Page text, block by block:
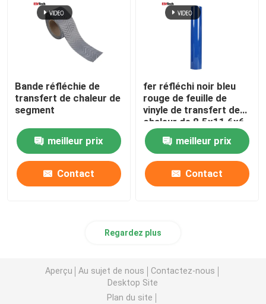
Bande réfléchie de
transfert de chaleur de
segment
meilleur prix
Contact
fer réfléchi noir bleu
rouge de feuille de
vinyle de transfert de
chaleur de 8.5x11 6x6
dessus pour
l'habillement de
vétérinaire de veste
meilleur prix
Contact
Regardez plus
Aperçu Au sujet de nous
Contactez-nous
Desktop Site
Plan du site